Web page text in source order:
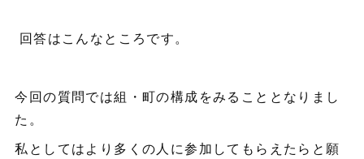
回答はこんなところです。
今回の質問では組・町の構成をみることとなりまし
た。
私としてはより多くの人に参加してもらえたらと願